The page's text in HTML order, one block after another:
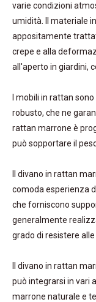
varie condizioni
umidità. Il materiale
appositamente
crepe e alla
all'aperto in giardini,
I mobili in rattan
robusto, che ne
rattan marrone è
può sopportare il
Il divano in rattan
comoda esperienza
che forniscono
generalmente
grado di resistere
Il divano in rattan
può integrarsi in vari
marrone naturale e